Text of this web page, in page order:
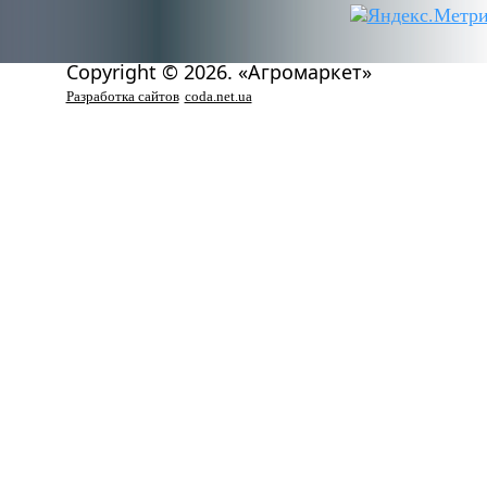
Copyright © 2026. «Агромаркет»
Разработка сайтов coda.net.ua